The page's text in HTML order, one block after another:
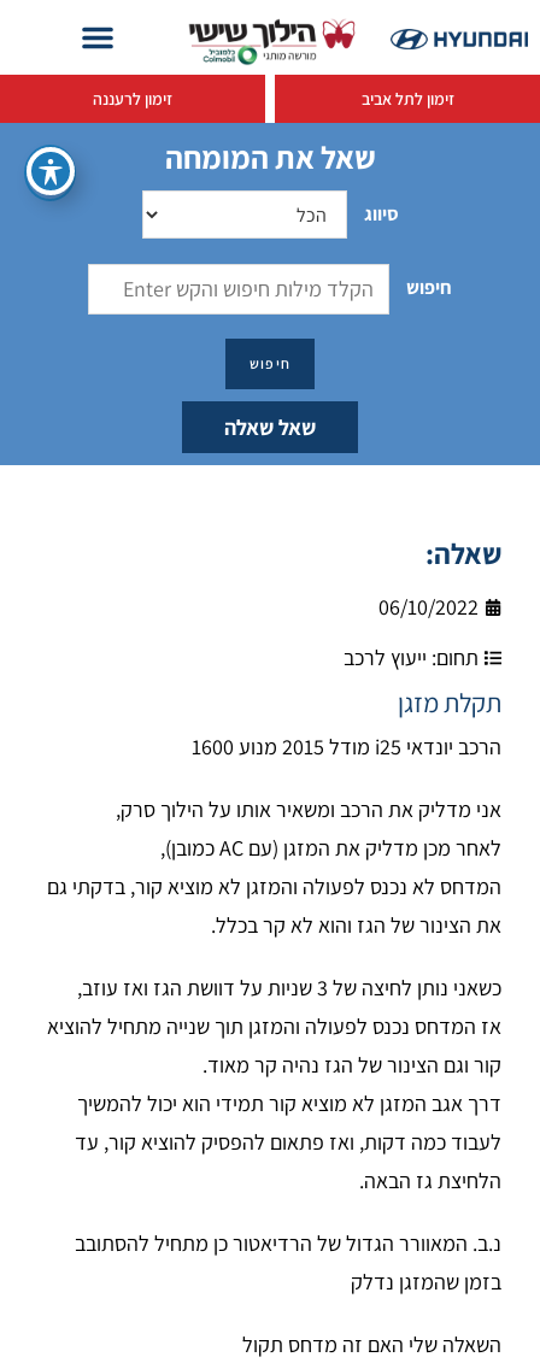
זימון לתל אביב זימון לרעננה
שאל את המומחה
סיווג
חיפוש
שאל שאלה
שאלה:
06/10/2022
תחום: ייעוץ לרכב
תקלת מזגן
הרכב יונדאי i25 מודל 2015 מנוע 1600
אני מדליק את הרכב ומשאיר אותו על הילוך סרק,
לאחר מכן מדליק את המזגן (עם AC כמובן),
המדחס לא נכנס לפעולה והמזגן לא מוציא קור, בדקתי גם
את הצינור של הגז והוא לא קר בכלל.
כשאני נותן לחיצה של 3 שניות על דוושת הגז ואז עוזב,
אז המדחס נכנס לפעולה והמזגן תוך שנייה מתחיל להוציא
קור וגם הצינור של הגז נהיה קר מאוד.
דרך אגב המזגן לא מוציא קור תמידי הוא יכול להמשיך
לעבוד כמה דקות, ואז פתאום להפסיק להוציא קור, עד
הלחיצת גז הבאה.
נ.ב. המאוורר הגדול של הרדיאטור כן מתחיל להסתובב
בזמן שהמזגן נדלק
השאלה שלי האם זה מדחס תקול